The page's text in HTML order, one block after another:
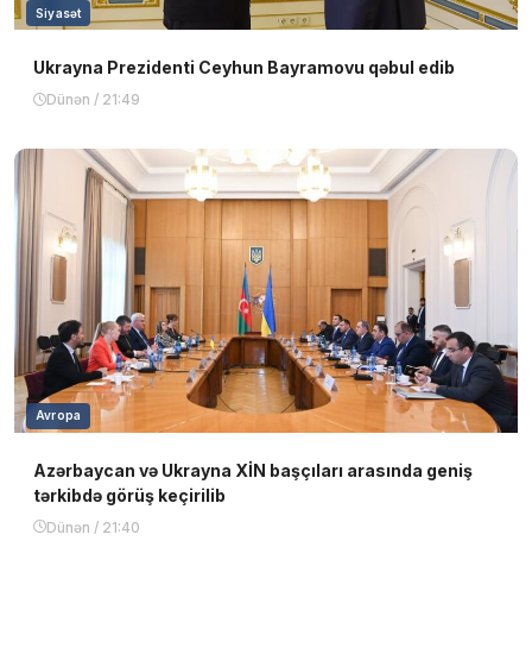
Siyasət
Ukrayna Prezidenti Ceyhun Bayramovu qəbul edib
Dünən / 21:49
Avropa
Azərbaycan və Ukrayna XİN başçıları arasında geniş
tərkibdə görüş keçirilib
Dünən / 21:40